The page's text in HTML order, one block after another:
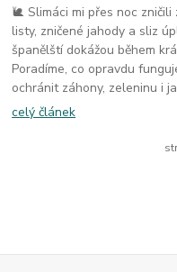
🐌 Slimáci mi přes noc
listy, zničené jahody a sliz
španělští dokážou během
Poradíme, co opravdu
ochránit záhony, zeleninu i
celý článek